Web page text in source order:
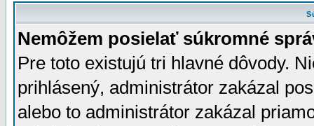
Nemôžem posielať súkromné
Pre toto existujú tri hlavné dôvody.
prihlásený, administrátor zakázal
alebo to administrátor zakázal